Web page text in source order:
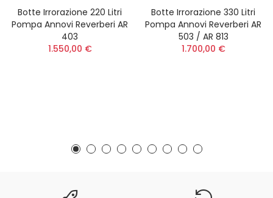
Botte Irrorazione 220 Litri
Pompa Annovi Reverberi AR
403
1.550,00 €
Botte Irrorazione 330 Litri
Pompa Annovi Reverberi AR
503 / AR 813
1.700,00 €